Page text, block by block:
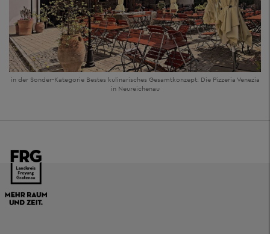
in der Sonder-Kategorie Bestes kulinarisches Gesamtkonzept: Die Pizzeria Venezia
in Neureichenau